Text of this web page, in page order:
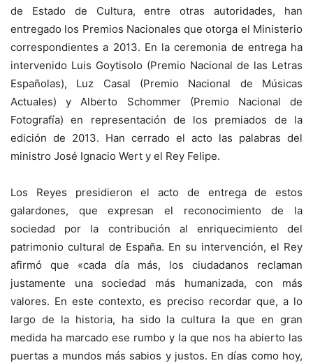
de Estado de Cultura, entre otras autoridades, han
entregado los Premios Nacionales que otorga el Ministerio
correspondientes a 2013. En la ceremonia de entrega ha
intervenido Luis Goytisolo (Premio Nacional de las Letras
Españolas), Luz Casal (Premio Nacional de Músicas
Actuales) y Alberto Schommer (Premio Nacional de
Fotografía) en representación de los premiados de la
edición de 2013. Han cerrado el acto las palabras del
ministro José Ignacio Wert y el Rey Felipe.
Los Reyes presidieron el acto de entrega de estos
galardones, que expresan el reconocimiento de la
sociedad por la contribución al enriquecimiento del
patrimonio cultural de España. En su intervención, el Rey
afirmó que «cada día más, los ciudadanos reclaman
justamente una sociedad más humanizada, con más
valores. En este contexto, es preciso recordar que, a lo
largo de la historia, ha sido la cultura la que en gran
medida ha marcado ese rumbo y la que nos ha abierto las
puertas a mundos más sabios y justos. En días como hoy,